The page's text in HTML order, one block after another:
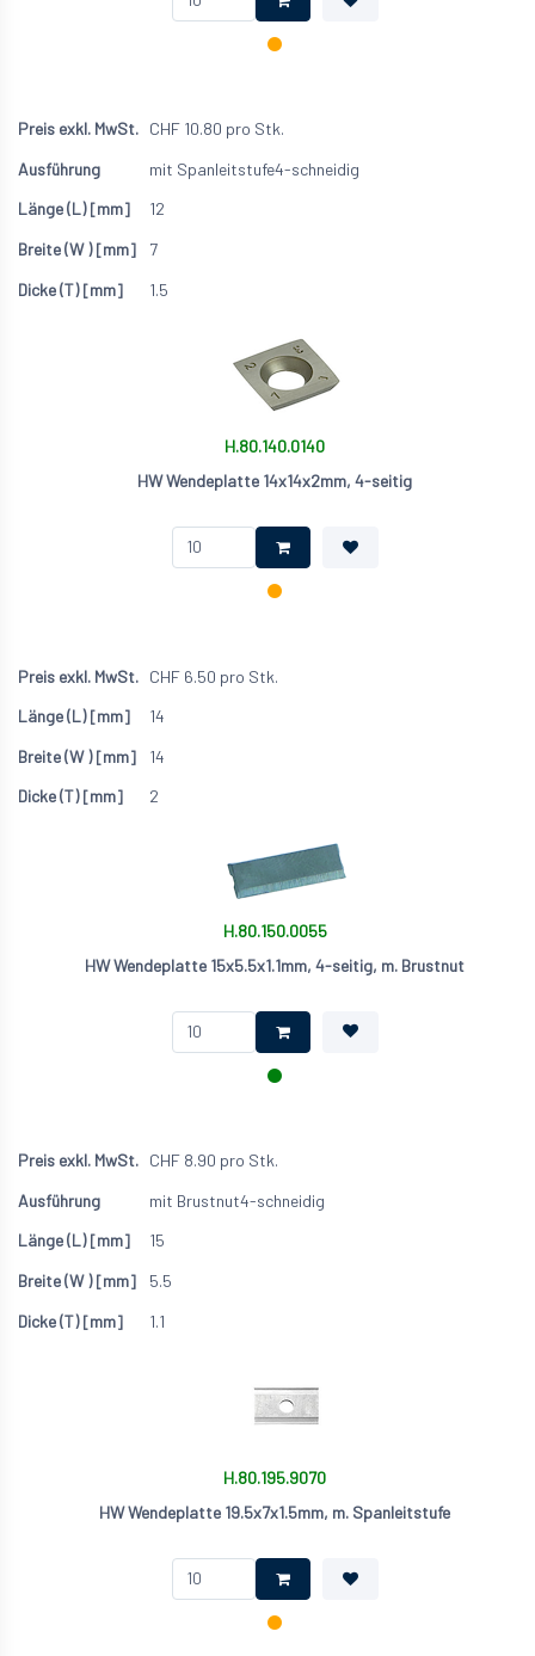
CHF 10.80 pro Stk.
mit Spanleitstufe4-schneidig
12
7
1.5
H.80.140.0140
HW Wendeplatte 14x14x2mm, 4-seitig
CHF 6.50 pro Stk.
14
14
2
H.80.150.0055
HW Wendeplatte 15x5.5x1.1mm, 4-seitig, m. Brustnut
CHF 8.90 pro Stk.
mit Brustnut4-schneidig
15
5.5
1.1
H.80.195.9070
HW Wendeplatte 19.5x7x1.5mm, m. Spanleitstufe